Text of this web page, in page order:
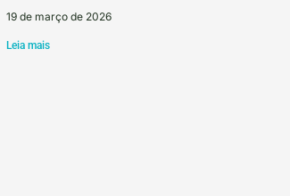
19 de março de 2026
Leia mais